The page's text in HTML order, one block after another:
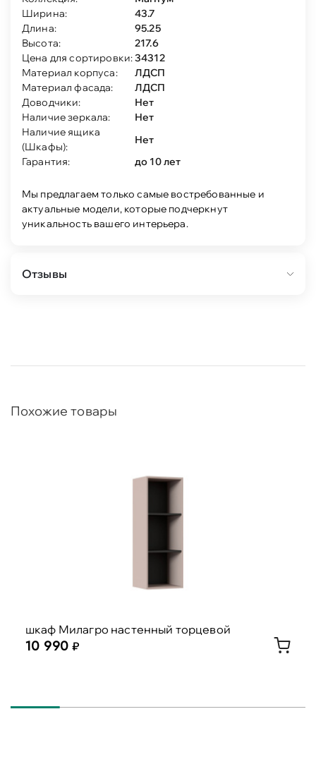
Ширина:
43.7
Длина:
95.25
Высота:
217.6
Цена для сортировки:34312
Материал корпуса:
ЛДСП
Материал фасада:
ЛДСП
Доводчики:
Нет
Наличие зеркала:
Нет
Наличие ящика
(Шкафы):
Нет
Гарантия:
до 10 лет
Мы предлагаем только самые востребованные и
актуальные модели, которые подчеркнут
уникальность вашего интерьера.
Отзывы
Похожие товары
шкаф Милагро настенный торцевой
10 990